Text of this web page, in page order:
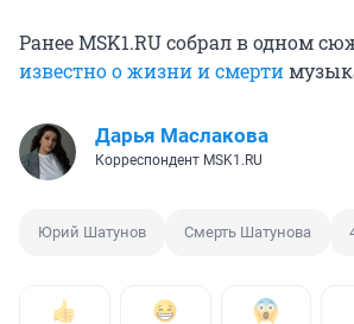
Ранее MSK1.RU собрал в одном
известно о жизни и смерти
Дарья Маслакова
Корреспондент MSK1.RU
Юрий Шатунов Смерть Шатунова